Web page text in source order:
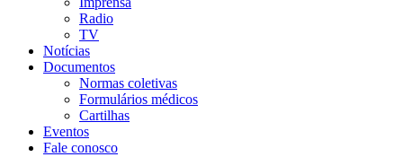
Radio
TV
Notícias
Documentos
Normas coletivas
Formulários médicos
Cartilhas
Eventos
Fale conosco